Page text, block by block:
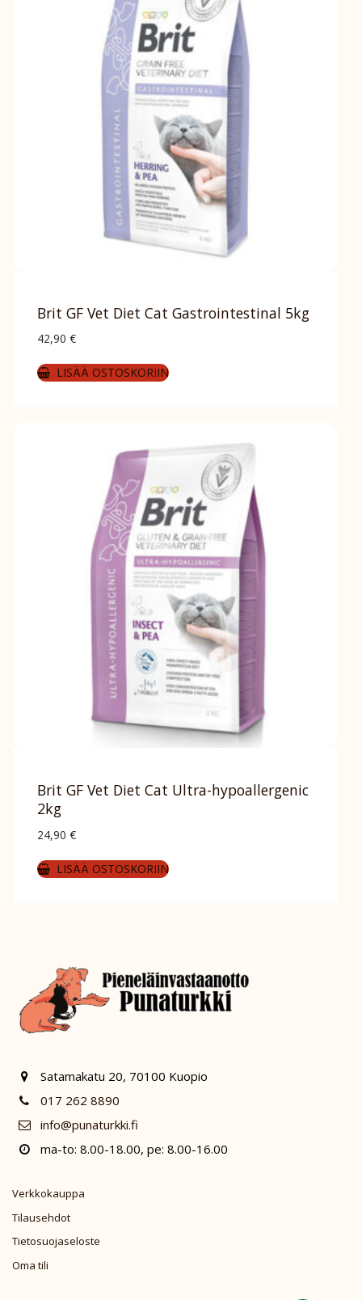
Brit GF Vet Diet Cat Gastrointestinal 5kg
42,90 €
LISÄÄ OSTOSKORIIN
Brit GF Vet Diet Cat Ultra-hypoallergenic
2kg
24,90 €
LISÄÄ OSTOSKORIIN
Satamakatu 20, 70100 Kuopio
017 262 8890
info@punaturkki.fi
ma-to: 8.00-18.00, pe: 8.00-16.00
Verkkokauppa
Tilausehdot
Tietosuojaseloste
Oma tili